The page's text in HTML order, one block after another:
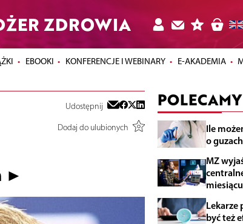
ZDROWIA
EBOOKI KONFERENCJE I WEBINARY E-AKADEMIA
Udostępnij
Dodaj do ulubionych
►
POLECAMY
Ile
o
MZ
miesiącu
Lekarze
być też